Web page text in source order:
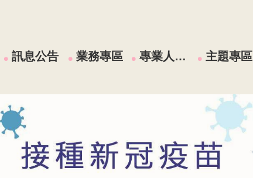
訊息公告 業務專區 專業人員區 主題專區